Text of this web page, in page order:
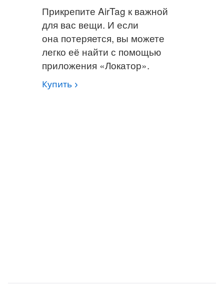
Прикрепите AirTag к важной
для вас вещи. И если
она потеряется, вы можете
легко её найти с помощью
приложения «Локатор».
Купить